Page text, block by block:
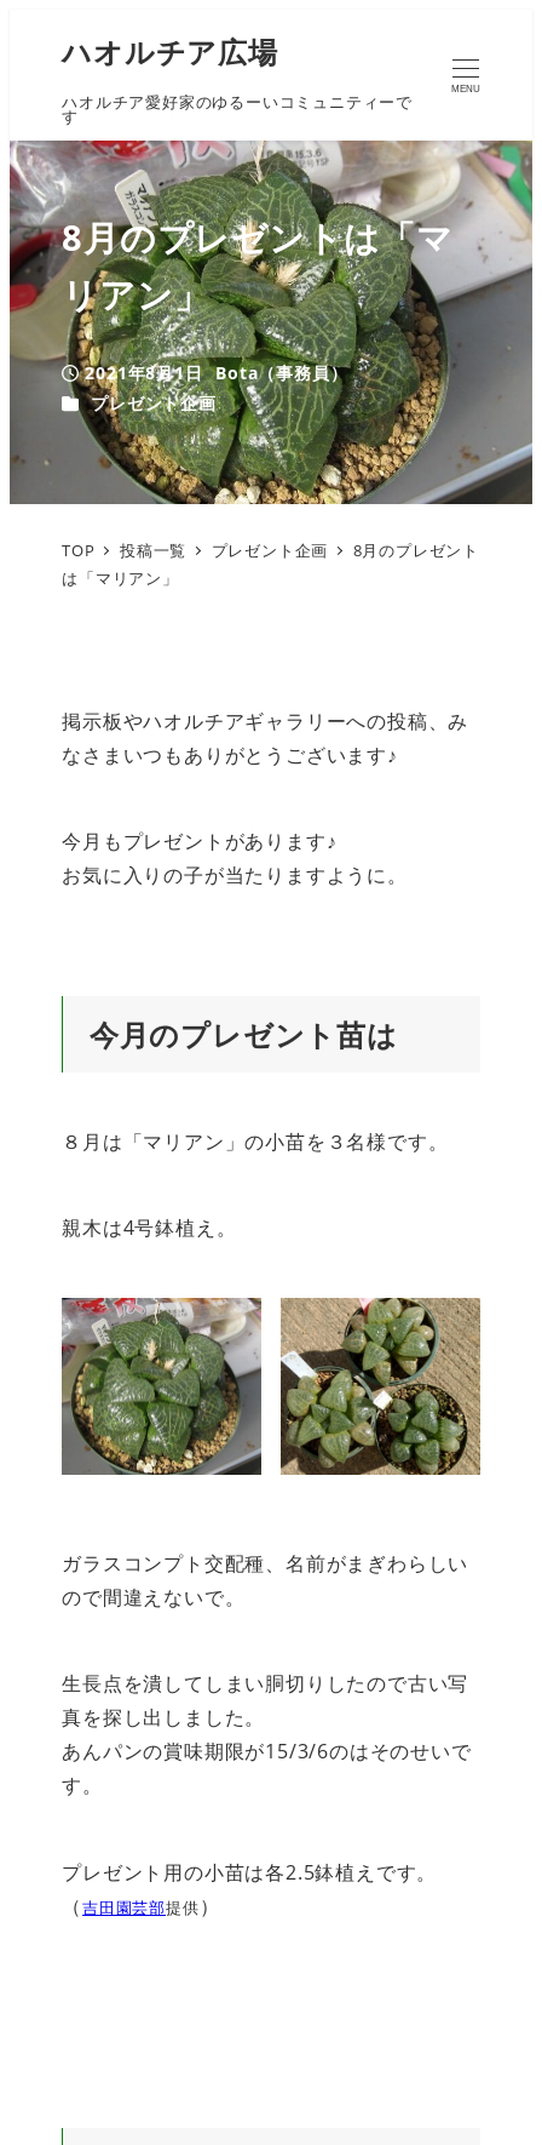
ハオルチア広場
ハオルチア愛好家のゆるーいコミュニティーで
す
MENU
8月のプレゼントは「マ
リアン」
投稿日
2021年8月1日
著
者
Bota（事務員）
カテゴリー
プレゼント企画
TOP 投稿一覧 プレゼント企画
8月のプレゼント
は「マリアン」
掲示板やハオルチアギャラリーへの投稿、み
なさまいつもありがとうございます♪
今月もプレゼントがあります♪
お気に入りの子が当たりますように。
今月のプレゼント苗は
８月は「マリアン」の小苗を３名様です。
親木は4号鉢植え。
ガラスコンプト交配種、名前がまぎわらしい
ので間違えないで。
生長点を潰してしまい胴切りしたので古い写
真を探し出しました。
あんパンの賞味期限が15/3/6のはそのせいで
す。
プレゼント用の小苗は各2.5鉢植えです。
（吉田園芸部提供）